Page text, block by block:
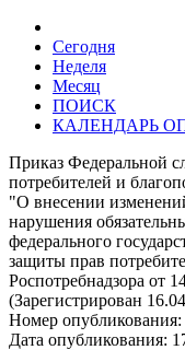
Сегодня
Неделя
Месяц
ПОИСК
КАЛЕНДАРЬ
Приказ Федеральной
потребителей и
"О внесении
нарушения
федерального
защиты прав
Роспотребнадзора от
(Зарегистрирован
Номер опубликования:
Дата опубликования: